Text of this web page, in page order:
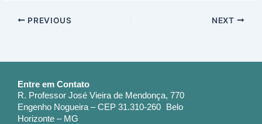
PREVIOUS NEXT
Entre em Contato
R. Professor José Vieira de Mendonça, 770
Engenho Nogueira – CEP 31.310-260 Belo
Horizonte – MG